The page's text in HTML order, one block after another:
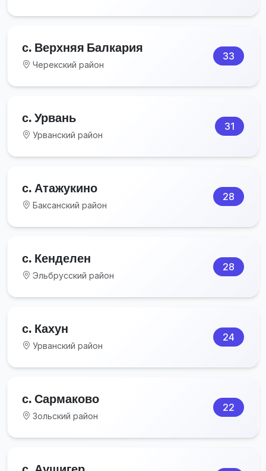
с. Верхняя Балкария
Черекский район
33
с. Урвань
Урванский район
31
с. Атажукино
Баксанский район
28
с. Кенделен
Эльбрусский район
28
с. Кахун
Урванский район
24
с. Сармаково
Зольский район
22